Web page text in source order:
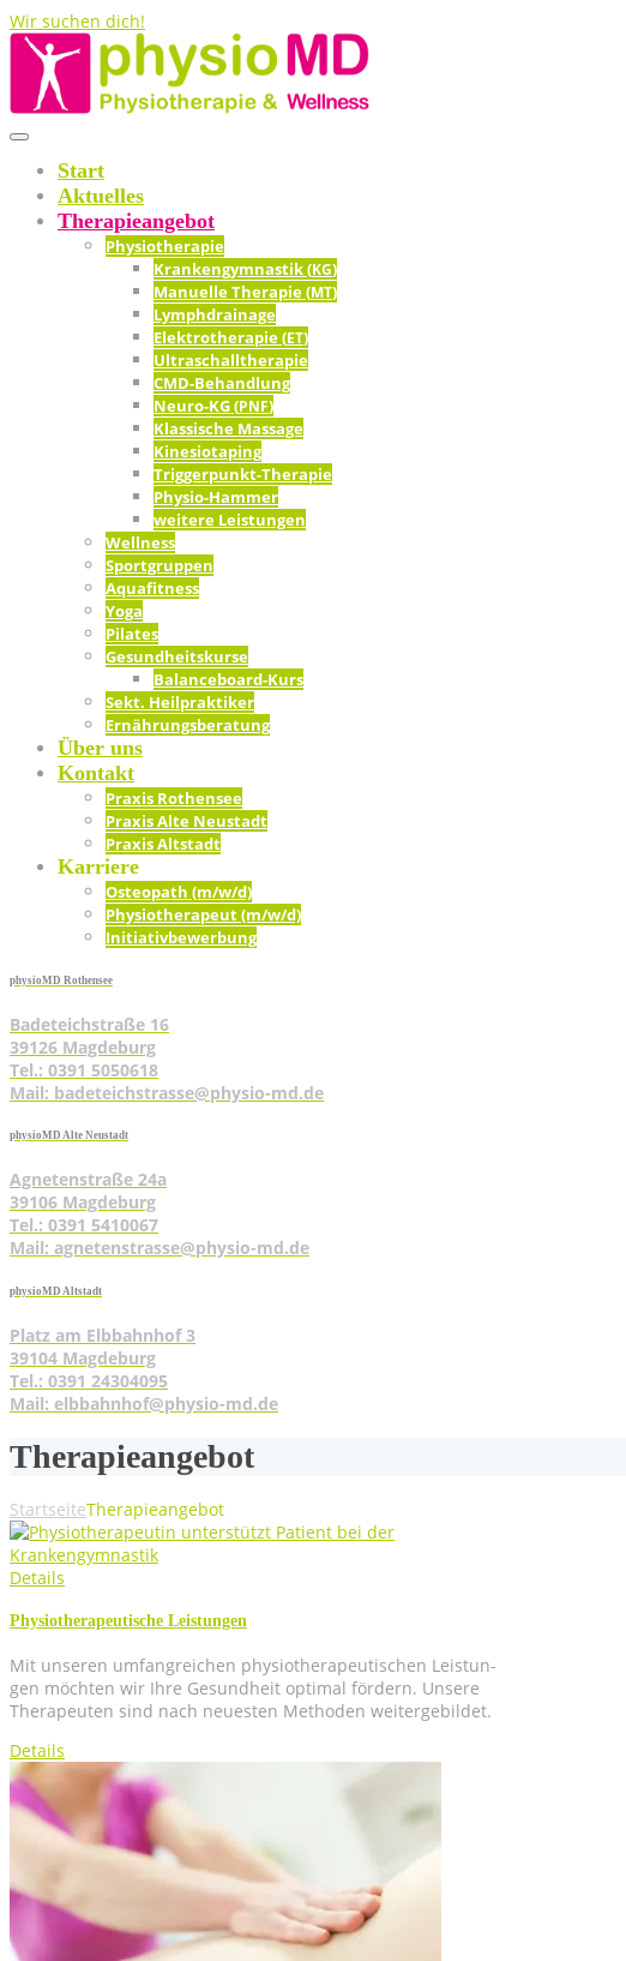
Wir suchen dich!
Start
Aktu­el­les
The­ra­pie­an­ge­bot
Phy­sio­the­ra­pie
Kran­ken­gym­nas­tik (KG)
Manu­el­le The­ra­pie (MT)
Lymph­drai­na­ge
Elek­tro­the­ra­pie (ET)
Ultra­schall­the­ra­pie
CMD-Behand­lung
Neu­ro-KG (PNF)
Klas­si­sche Massage
Kine­sio­ta­ping
Tri­g­­ger­­punkt-The­ra­pie
Phy­­sio-Ham­­mer
wei­te­re Leistungen
Well­ness
Sport­grup­pen
Aqua­fit­ness
Yoga
Pila­tes
Gesund­heits­kur­se
Balan­ce­­board-Kurs
Sekt. Heil­prak­ti­ker
Ernäh­rungs­be­ra­tung
Über uns
Kon­takt
Pra­xis Rothensee
Pra­xis Alte Neustadt
Pra­xis Altstadt
Kar­rie­re
Osteo­path (m/w/d)
Phy­sio­the­ra­peut (m/w/d)
Initia­tiv­be­wer­bung
physioMD Rothensee
Badeteichstraße 16
39126 Magdeburg
Tel.: 0391 5050618
Mail: badeteichstrasse@physio-md.de
physioMD Alte Neustadt
Agnetenstraße 24a
39106 Magdeburg
Tel.: 0391 5410067
Mail: agnetenstrasse@physio-md.de
physioMD Altstadt
Platz am Elbbahnhof 3
39104 Magdeburg
Tel.: 0391 24304095
Mail: elbbahnhof@physio-md.de
The­ra­pie­an­ge­bot
StartseiteThe­ra­pie­an­ge­bot
Details
Phy­sio­the­ra­peu­ti­sche Leistungen
Mit unse­ren umfang­rei­chen phy­sio­the­ra­peu­ti­schen Leis­tun­
gen möch­ten wir Ihre Gesund­heit opti­mal för­dern. Unse­re
The­ra­peu­ten sind nach neu­es­ten Metho­den weitergebildet.
Details